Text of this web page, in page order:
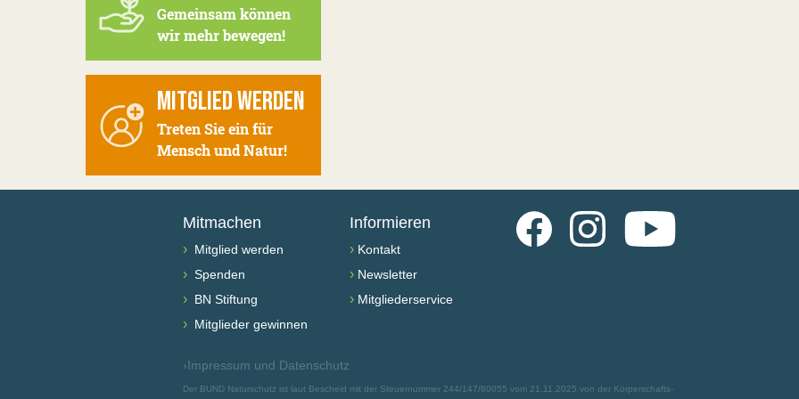
Gemeinsam können
wir mehr bewegen!
MITGLIED WERDEN
Treten Sie ein für
Mensch und Natur!
Mitmachen
› Mitglied werden
› Spenden
› BN Stiftung
› Mitglieder gewinnen
Informieren
› Kontakt
› Newsletter
› Mitgliederservice
FacebookInstagramYouTube
›Impressum und Datenschutz
Der BUND Naturschutz ist laut Bescheid mit der Steuernummer 244/147/80055 vom 21.11.2025 von der Körperschafts-